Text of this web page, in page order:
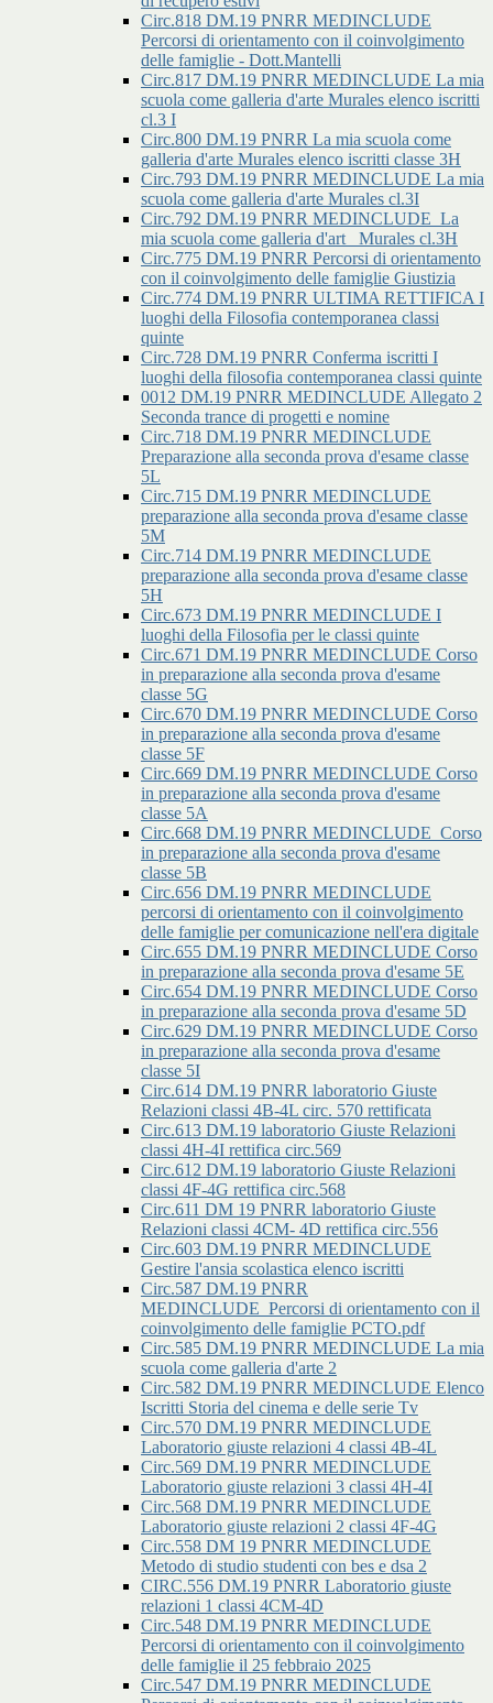
Circ.818 DM.19 PNRR MEDINCLUDE
Percorsi di orientamento con il coinvolgimento
delle famiglie - Dott.Mantelli
Circ.817 DM.19 PNRR MEDINCLUDE La mia
scuola come galleria d'arte Murales elenco iscritti
cl.3 I
Circ.800 DM.19 PNRR La mia scuola come
galleria d'arte Murales elenco iscritti classe 3H
Circ.793 DM.19 PNRR MEDINCLUDE La mia
scuola come galleria d'arte Murales cl.3I
Circ.792 DM.19 PNRR MEDINCLUDE_La
mia scuola come galleria d'art _Murales cl.3H
Circ.775 DM.19 PNRR Percorsi di orientamento
con il coinvolgimento delle famiglie Giustizia
Circ.774 DM.19 PNRR ULTIMA RETTIFICA I
luoghi della Filosofia contemporanea classi
quinte
Circ.728 DM.19 PNRR Conferma iscritti I
luoghi della filosofia contemporanea classi quinte
0012 DM.19 PNRR MEDINCLUDE Allegato 2
Seconda trance di progetti e nomine
Circ.718 DM.19 PNRR MEDINCLUDE
Preparazione alla seconda prova d'esame classe
5L
Circ.715 DM.19 PNRR MEDINCLUDE
preparazione alla seconda prova d'esame classe
5M
Circ.714 DM.19 PNRR MEDINCLUDE
preparazione alla seconda prova d'esame classe
5H
Circ.673 DM.19 PNRR MEDINCLUDE I
luoghi della Filosofia per le classi quinte
Circ.671 DM.19 PNRR MEDINCLUDE Corso
in preparazione alla seconda prova d'esame
classe 5G
Circ.670 DM.19 PNRR MEDINCLUDE Corso
in preparazione alla seconda prova d'esame
classe 5F
Circ.669 DM.19 PNRR MEDINCLUDE Corso
in preparazione alla seconda prova d'esame
classe 5A
Circ.668 DM.19 PNRR MEDINCLUDE_Corso
in preparazione alla seconda prova d'esame
classe 5B
Circ.656 DM.19 PNRR MEDINCLUDE
percorsi di orientamento con il coinvolgimento
delle famiglie per comunicazione nell'era digitale
Circ.655 DM.19 PNRR MEDINCLUDE Corso
in preparazione alla seconda prova d'esame 5E
Circ.654 DM.19 PNRR MEDINCLUDE Corso
in preparazione alla seconda prova d'esame 5D
Circ.629 DM.19 PNRR MEDINCLUDE Corso
in preparazione alla seconda prova d'esame
classe 5I
Circ.614 DM.19 PNRR laboratorio Giuste
Relazioni classi 4B-4L circ. 570 rettificata
Circ.613 DM.19 laboratorio Giuste Relazioni
classi 4H-4I rettifica circ.569
Circ.612 DM.19 laboratorio Giuste Relazioni
classi 4F-4G rettifica circ.568
Circ.611 DM 19 PNRR laboratorio Giuste
Relazioni classi 4CM- 4D rettifica circ.556
Circ.603 DM.19 PNRR MEDINCLUDE
Gestire l'ansia scolastica elenco iscritti
Circ.587 DM.19 PNRR
MEDINCLUDE_Percorsi di orientamento con il
coinvolgimento delle famiglie PCTO.pdf
Circ.585 DM.19 PNRR MEDINCLUDE La mia
scuola come galleria d'arte 2
Circ.582 DM.19 PNRR MEDINCLUDE Elenco
Iscritti Storia del cinema e delle serie Tv
Circ.570 DM.19 PNRR MEDINCLUDE
Laboratorio giuste relazioni 4 classi 4B-4L
Circ.569 DM.19 PNRR MEDINCLUDE
Laboratorio giuste relazioni 3 classi 4H-4I
Circ.568 DM.19 PNRR MEDINCLUDE
Laboratorio giuste relazioni 2 classi 4F-4G
Circ.558 DM 19 PNRR MEDINCLUDE
Metodo di studio studenti con bes e dsa 2
CIRC.556 DM.19 PNRR Laboratorio giuste
relazioni 1 classi 4CM-4D
Circ.548 DM.19 PNRR MEDINCLUDE
Percorsi di orientamento con il coinvolgimento
delle famiglie il 25 febbraio 2025
Circ.547 DM.19 PNRR MEDINCLUDE